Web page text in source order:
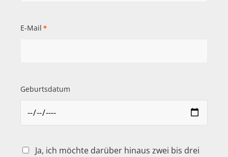
E-Mail *
Geburtsdatum
Ja, ich möchte darüber hinaus zwei bis drei